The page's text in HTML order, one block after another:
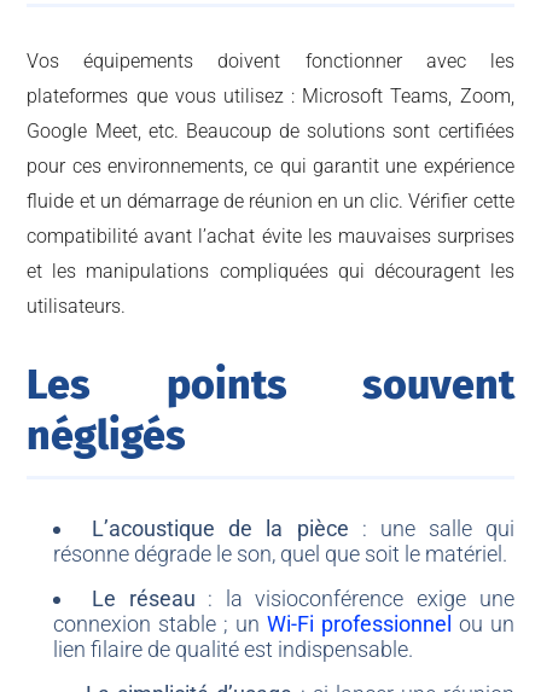
Vos équipements doivent fonctionner avec les
plateformes que vous utilisez : Microsoft Teams, Zoom,
Google Meet, etc. Beaucoup de solutions sont certifiées
pour ces environnements, ce qui garantit une expérience
fluide et un démarrage de réunion en un clic. Vérifier cette
compatibilité avant l’achat évite les mauvaises surprises
et les manipulations compliquées qui découragent les
utilisateurs.
Les points souvent
négligés
L’acoustique de la pièce : une salle qui
résonne dégrade le son, quel que soit le matériel.
Le réseau : la visioconférence exige une
connexion stable ; un Wi-Fi professionnel ou un
lien filaire de qualité est indispensable.